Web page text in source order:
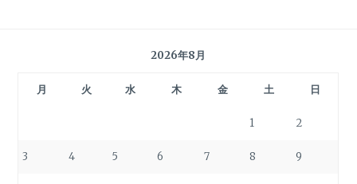
2026年8月
月 火 水 木 金 土 日
1 2
3 4 5 6 7 8 9